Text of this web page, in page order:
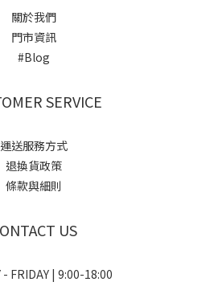
關於我們
門市資訊
#Blog
SERVICE
運送服務方式
退換貨政策
條款與細則
US
- FRIDAY | 9:00-18:00